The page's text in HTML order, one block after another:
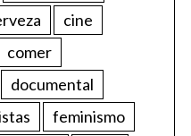
cine
comer
documental
feminismo